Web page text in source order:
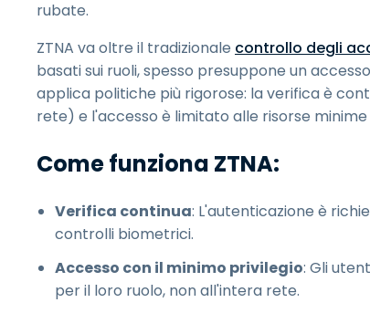
rubate.
ZTNA va oltre il tradizionale controllo degli
basati sui ruoli, spesso presuppone un
applica politiche più rigorose: la verifica è
rete) e l'accesso è limitato alle risorse minime
Come funziona ZTNA:
Verifica continua: L'autenticazione è
controlli biometrici.
Accesso con il minimo privilegio: Gli
per il loro ruolo, non all'intera rete.